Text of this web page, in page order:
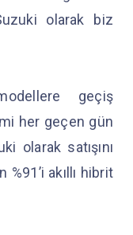
olarak biz
geçiş
her geçen gün
olarak satışını
akıllı hibrit